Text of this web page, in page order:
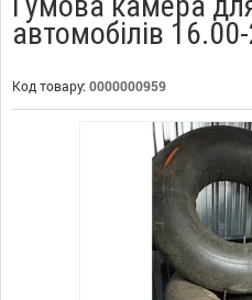
автомобілів
Код товару: 0000000959